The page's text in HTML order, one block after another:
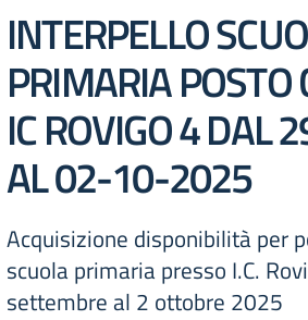
INTERPELLO
PRIMARIA
IC ROVIGO 4 DAL
AL 02-10-2025
Acquisizione disponibilità per
scuola primaria presso I.C.
settembre al 2 ottobre 2025